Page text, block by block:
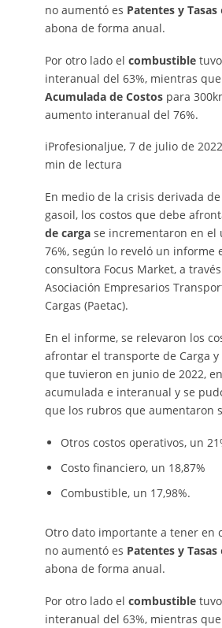
no aumentó es Patentes y Tasas
abona de forma anual.
Por otro lado el combustible
interanual del 63%, mientras
Acumulada de Costos para
aumento interanual del 76%.
iProfesionaljue, 7 de julio de
min de lectura
En medio de la crisis derivada
gasoil, los costos que debe
de cargase incrementaron en el
76%, según lo reveló un informe
consultora Focus Market, a
Asociación Empresarios
Cargas (Paetac).
En el informe, se relevaron los
afrontar el transporte de Carga
que tuvieron en junio de 2022,
acumulada e interanual y se
que los rubros que aumentaron
Otros costos operativos, un
Costo financiero, un 18,87%
Combustible, un 17,98%.
Otro dato importante a tener en
no aumentó es Patentes y Tasas
abona de forma anual.
Por otro lado el combustible
interanual del 63%, mientras